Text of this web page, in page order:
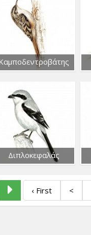
Διπλοκεφαλάς
‹ First <